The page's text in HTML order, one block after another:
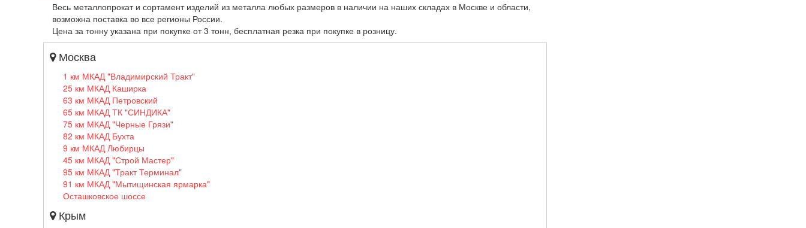
Весь металлопрокат и сортамент изделий из металла любых размеров в наличии на наших складах в Москве и области,
возможна поставка во все регионы России.
Цена за тонну указана при покупке от 3 тонн, бесплатная резка при покупке в розницу.
Москва
1 км МКАД "Владимирский Тракт"
25 км МКАД Каширка
63 км МКАД Петровский
65 км МКАД ТК "СИНДИКА"
75 км МКАД "Черные Грязи"
82 км МКАД Бухта
9 км МКАД Любирцы
45 км МКАД "Строй Мастер"
95 км МКАД "Тракт Терминал"
91 км МКАД "Мытищинская ярмарка"
Осташковское шоссе
Крым